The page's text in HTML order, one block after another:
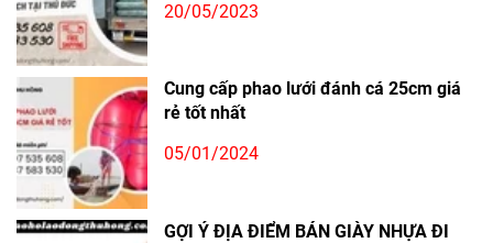
20/05/2023
Cung cấp phao lưới đánh cá 25cm giá
rẻ tốt nhất
05/01/2024
GỢI Ý ĐỊA ĐIỂM BÁN GIÀY NHỰA ĐI